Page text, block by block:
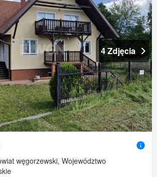
4 Zdjęcia
węgorzewski, Województwo